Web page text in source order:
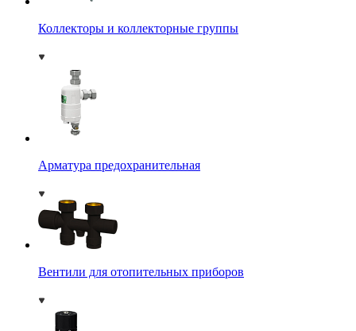
Коллекторы и коллекторные группы
Арматура предохранительная
Вентили для отопительных приборов